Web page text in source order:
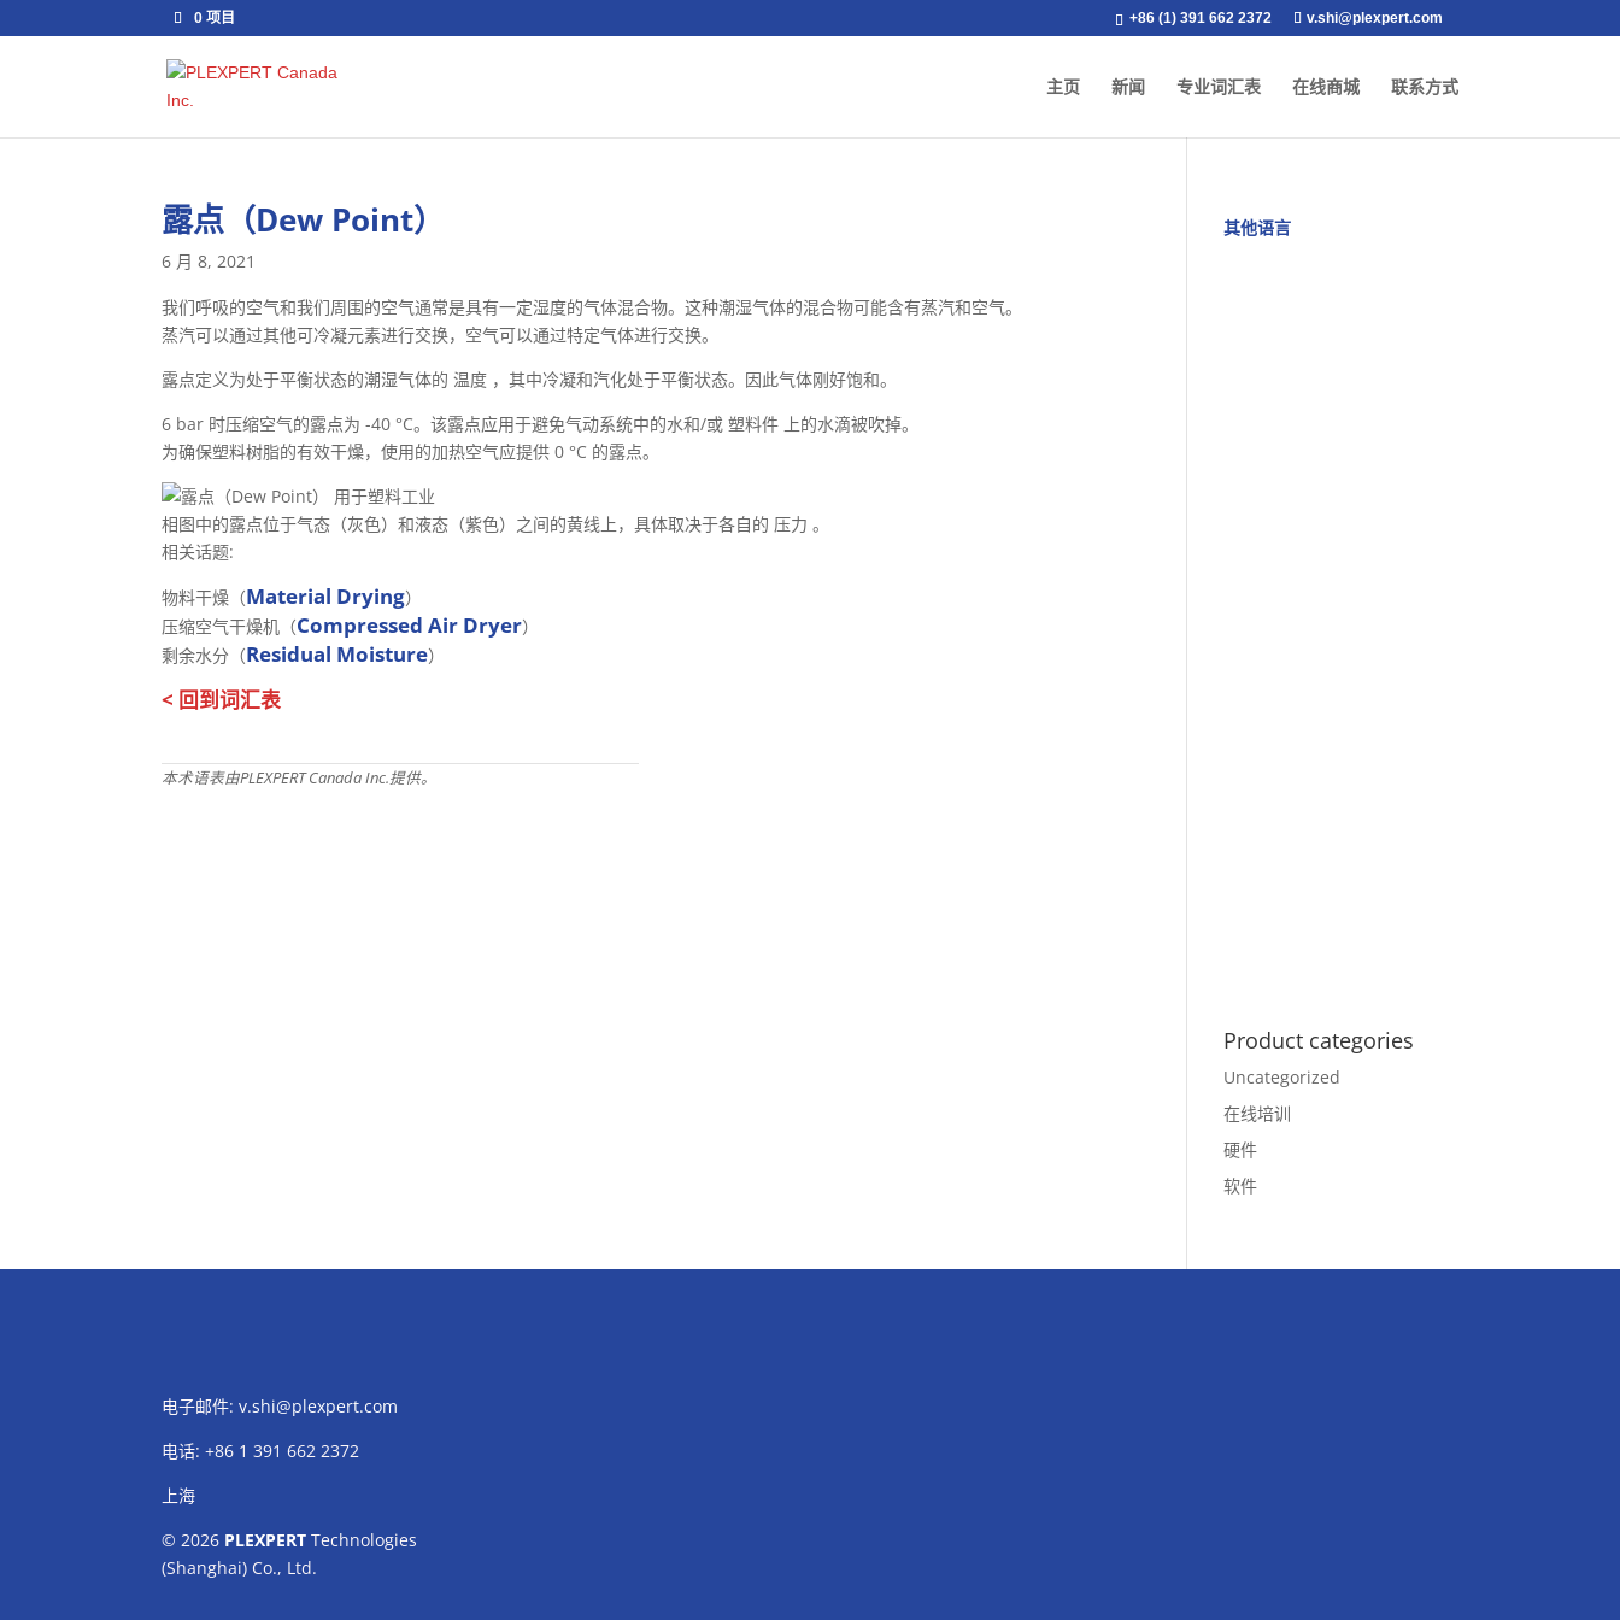
+86 (1) 391 662 2372 v.shi@plexpert.com
0 项目
主页 新闻 专业词汇表 在线商城 联系方式
露点（Dew Point）
6 月 8, 2021
我们呼吸的空气和我们周围的空气通常是具有一定湿度的气体混合物。这种潮湿气体的混合物可能含有蒸汽和空气。
蒸汽可以通过其他可冷凝元素进行交换，空气可以通过特定气体进行交换。
露点定义为处于平衡状态的潮湿气体的 温度 ，其中冷凝和汽化处于平衡状态。因此气体刚好饱和。
6 bar 时压缩空气的露点为 -40 °C。该露点应用于避免气动系统中的水和/或 塑料件 上的水滴被吹掉。
为确保塑料树脂的有效干燥，使用的加热空气应提供 0 °C 的露点。
相图中的露点位于气态（灰色）和液态（紫色）之间的黄线上，具体取决于各自的 压力 。
相关话题:
物料干燥（Material Drying）
压缩空气干燥机（Compressed Air Dryer）
剩余水分（Residual Moisture）
< 回到词汇表
本术语表由PLEXPERT Canada Inc.提供。
其他语言
Product categories
Uncategorized
在线培训
硬件
软件
电子邮件:v.shi@plexpert.com
电话: +86 1 391 662 2372
上海
© 2026 PLEXPERT Technologies
(Shanghai) Co., Ltd.